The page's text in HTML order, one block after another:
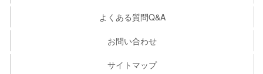
よくある質問Q&A
お問い合わせ
サイトマップ